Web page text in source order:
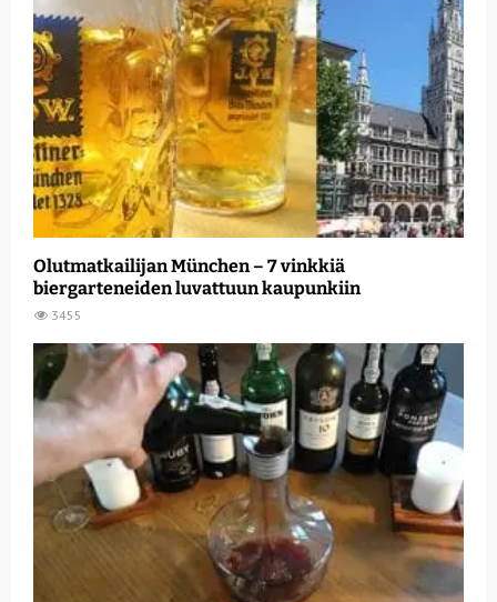
Olutmatkailijan München – 7 vinkkiä
biergarteneiden luvattuun kaupunkiin
3455